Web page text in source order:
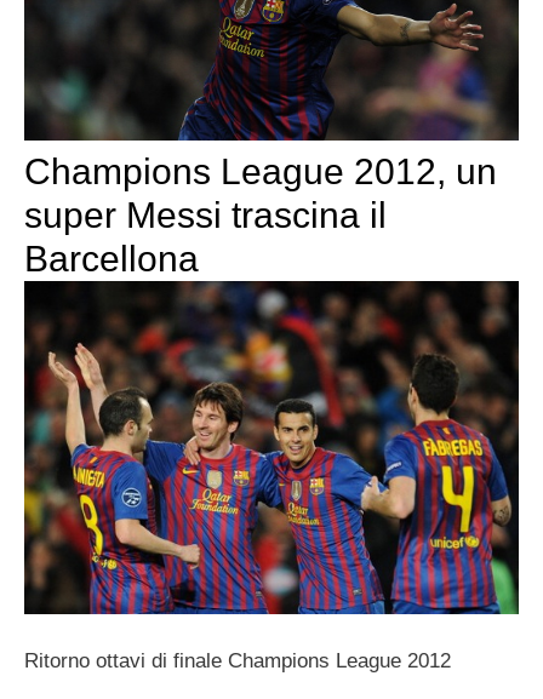
Champions League 2012, un
super Messi trascina il
Barcellona
Ritorno ottavi di finale Champions League 2012